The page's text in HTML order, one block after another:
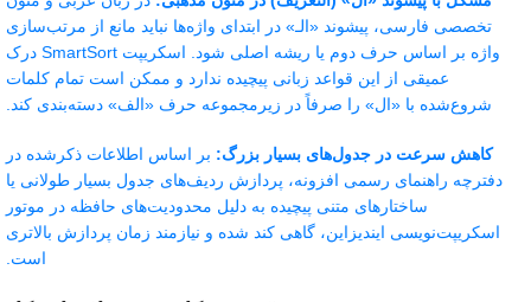
تخصصی فارسی، پیشوند «الـ» در ابتدای واژه‌ها نباید مانع از مرتب‌سازی
واژه بر اساس حرف دوم یا ریشه اصلی شود. اسکریپت SmartSort درک
عمیقی از این قواعد زبانی پیچیده ندارد و ممکن است تمام کلمات
شروع‌شده با «ال» را صرفاً در زیرمجموعه حرف «الف» دسته‌بندی کند.
کاهش سرعت در جدول‌های بسیار بزرگ: بر اساس اطلاعات ذکرشده در
دفترچه راهنمای رسمی افزونه، پردازش ردیف‌های جدول بسیار طولانی یا
ساختارهای متنی پیچیده به دلیل محدودیت‌های حافظه در موتور
اسکریپت‌نویسی ایندیزاین، گاهی کند شده و نیازمند زمان پردازش بالاتری
است.